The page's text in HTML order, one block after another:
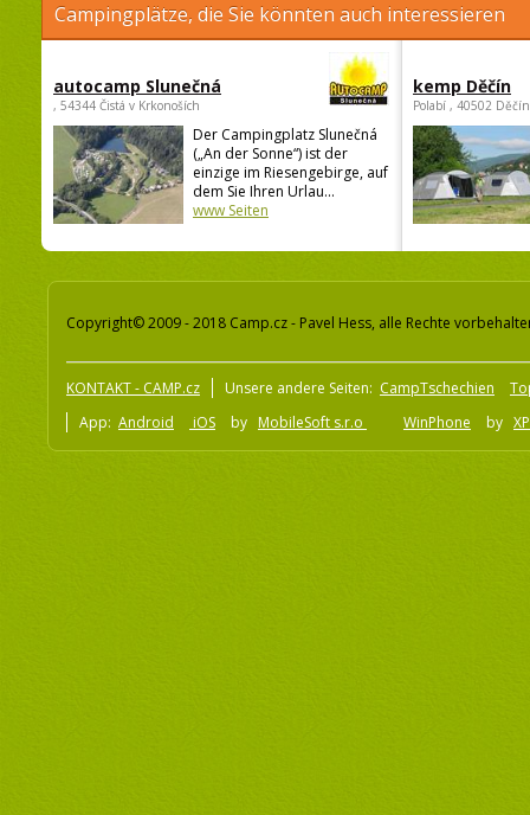
Campingplätze, die Sie könnten auch interessieren
autocamp Slunečná
, 54344 Čistá v Krkonoších
Der Campingplatz Slunečná
(„An der Sonne“) ist der
einzige im Riesengebirge, auf
dem Sie Ihren Urlau...
www Seiten
kemp Děčín
Polabí , 40502 Děčín
Copyright© 2009 - 2018 Camp.cz - Pavel Hess, alle Rechte
KONTAKT - CAMP.cz Unsere andere Seiten: CampTschechien
App: Android iOS by MobileSoft s.r.o WinPhone by